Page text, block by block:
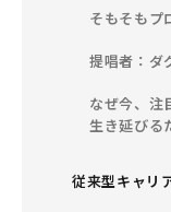
そもそもプ
提唱者：ダ
なぜ今、注
生き延びる
従来型キャリ